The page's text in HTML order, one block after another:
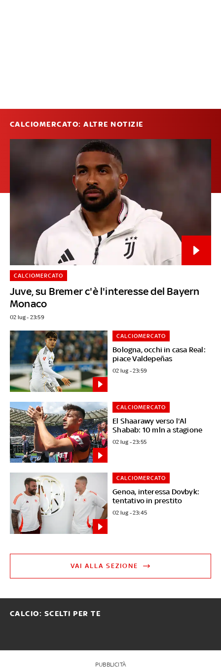
CALCIOMERCATO: ALTRE NOTIZIE
Juve, su Bremer c'è l'interesse del Bayern
Monaco
CALCIOMERCATO
02 lug - 23:59
Bologna, occhi in casa Real:
piace Valdepeñas
CALCIOMERCATO
02 lug - 23:59
El Shaarawy verso l'Al
Shabab: 10 mln a stagione
CALCIOMERCATO
02 lug - 23:55
Genoa, interessa Dovbyk:
tentativo in prestito
CALCIOMERCATO
02 lug - 23:45
VAI ALLA SEZIONE
CALCIO: SCELTI PER TE
PUBBLICITÀ